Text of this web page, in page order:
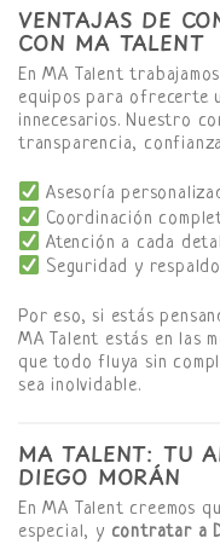
VENTAJAS DE
CON MA TALENT
En MA Talent
equipos para ofrecerte
innecesarios. Nuestro
transparencia,
Asesoría
Coordinación
Atención a cada
Seguridad y
Por eso, si estás
MA Talent estás en las
que todo fluya sin
sea inolvidable.
MA TALENT: TU
DIEGO MORÁN
En MA Talent creemos
especial, y contratar a